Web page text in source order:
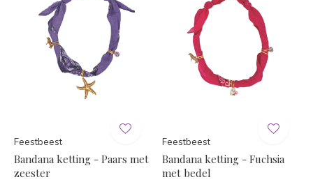
Feestbeest
Bandana ketting - Paars met
zeester
Feestbeest
Bandana ketting - Fuchsia
met bedel